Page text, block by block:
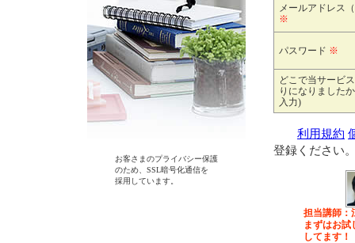
お客さまのプライバシー保護
のため、SSL暗号化通信を
採用しています。
メールアドレス
※
パスワード ※
どこで当サービ
りになりました
入力)
利用規約
登録ください
担当講師
まずはお試
してます！